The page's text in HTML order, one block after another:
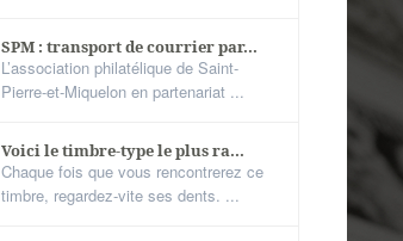
SPM : transport de courrier par...
L’association philatélique de Saint-
Pierre-et-Miquelon en partenariat ...
Voici le timbre-type le plus ra...
Chaque fois que vous rencontrerez ce
timbre, regardez-vite ses dents. ...